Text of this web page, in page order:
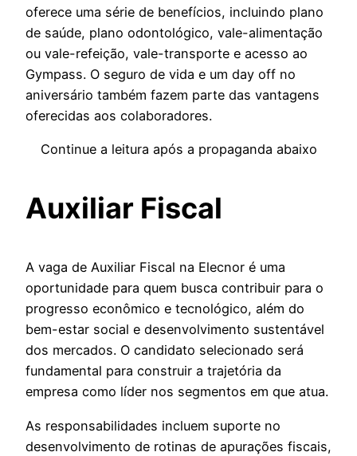
oferece uma série de benefícios, incluindo plano
de saúde, plano odontológico, vale-alimentação
ou vale-refeição, vale-transporte e acesso ao
Gympass. O seguro de vida e um day off no
aniversário também fazem parte das vantagens
oferecidas aos colaboradores.
Continue a leitura após a propaganda abaixo
Auxiliar Fiscal
A vaga de Auxiliar Fiscal na Elecnor é uma
oportunidade para quem busca contribuir para o
progresso econômico e tecnológico, além do
bem-estar social e desenvolvimento sustentável
dos mercados. O candidato selecionado será
fundamental para construir a trajetória da
empresa como líder nos segmentos em que atua.
As responsabilidades incluem suporte no
desenvolvimento de rotinas de apurações fiscais,